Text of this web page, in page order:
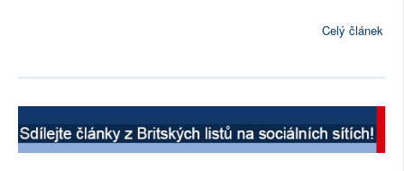
Celý článek